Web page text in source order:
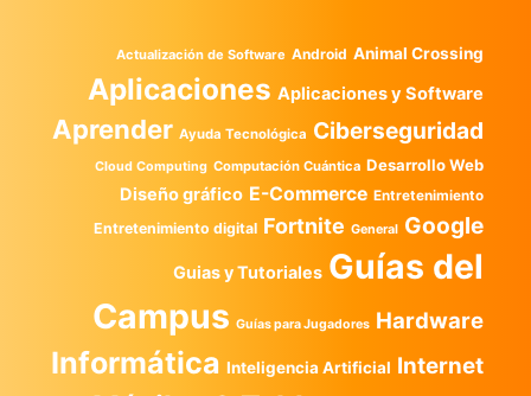
Actualización de Software Android Animal Crossing
Aplicaciones Aplicaciones y Software
Aprender Ayuda Tecnológica Ciberseguridad
Cloud Computing Computación Cuántica Desarrollo Web
Diseño gráfico E-Commerce Entretenimiento
Entretenimiento digital Fortnite General Google
Guias y Tutoriales Guías del
Campus Guías para Jugadores Hardware
Informática Inteligencia Artificial Internet